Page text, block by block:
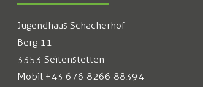
Jugendhaus Schacherhof
Berg 11
3353 Seitenstetten
Mobil +43 676 8266 88394